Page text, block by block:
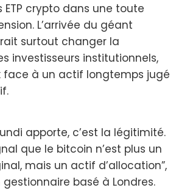
ETP crypto dans une toute
L’arrivée du géant
surtout changer la
investisseurs institutionnels,
face à un actif longtemps jugé
apporte, c’est la légitimité.
que le bitcoin n’est plus un
mais un actif d’allocation”,
basé à Londres.